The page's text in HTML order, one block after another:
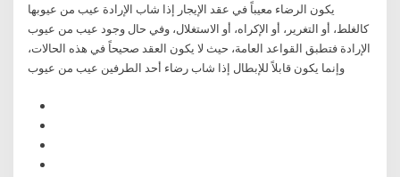
يكون الرضاء معيباً في عقد الإيجار إذا شاب الإرادة عيب من عيوبها
كالغلط، أو التغرير، أو الإكراه، أو الاستغلال، وفي حال وجود عيب من عيوب
الإرادة فتطبق القواعد العامة، حيث لا يكون العقد صحيحاً في هذه الحالات،
وإنما يكون قابلاً للإبطال إذا شاب رضاء أحد الطرفين عيب من عيوب